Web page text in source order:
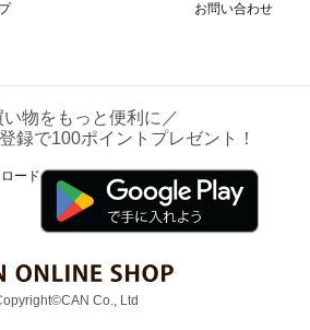
お問い合わせ
い物をもっと便利に／
録で100ポイントプレゼント！
Co., Ltd